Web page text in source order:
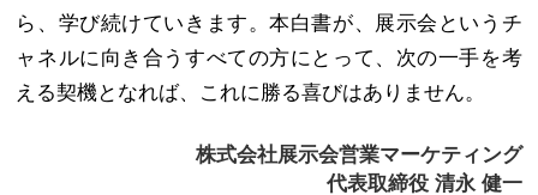
ら、学び続けていきます。本白書が、展示会というチ
ャネルに向き合うすべての方にとって、次の一手を考
える契機となれば、これに勝る喜びはありません。
株式会社展示会営業マーケティング
代表取締役 清永 健一